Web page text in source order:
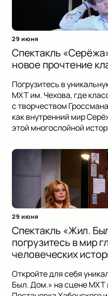
29 июня
Спектакль
новое прочтение
Погрузитесь в
МХТ им. Чехова, где
с творчеством
как внутренний мир
этой многослойной
29 июня
Спектакль «Жил.
погрузитесь в мир
человеческих
Откройте для себя
Был. Дом.» на сцене МХТ